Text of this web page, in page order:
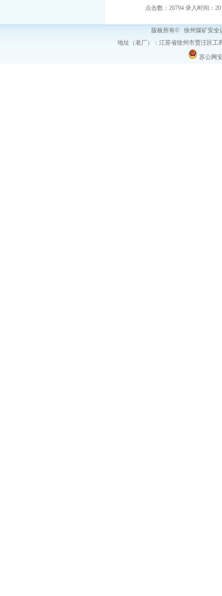
点击数：20794 录入时间：
版板所有© 徐州煤矿安
地址（老厂）：江苏省徐州市贾汪区
苏公网